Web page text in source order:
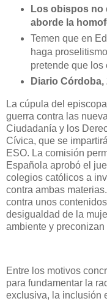
Los obispos no
aborde la
Temen que en
haga
pretende que los
Diario Córdoba,
La cúpula del
guerra contra las
Ciudadanía y los
Cívica, que se
ESO. La comisión
Española aprobó el
colegios católicos a
contra ambas
contra unos
desigualdad de la
ambiente y
Entre los motivos
para fundamentar la
exclusiva, la inclusión